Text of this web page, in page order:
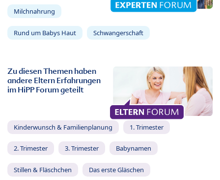
Milchnahrung
Rund um Babys Haut Schwangerschaft
Zu diesen Themen haben
andere Eltern Erfahrungen
im HiPP Forum geteilt
Kinderwunsch & Familienplanung 1. Trimester
2. Trimester 3. Trimester Babynamen
Stillen & Fläschchen Das erste Gläschen